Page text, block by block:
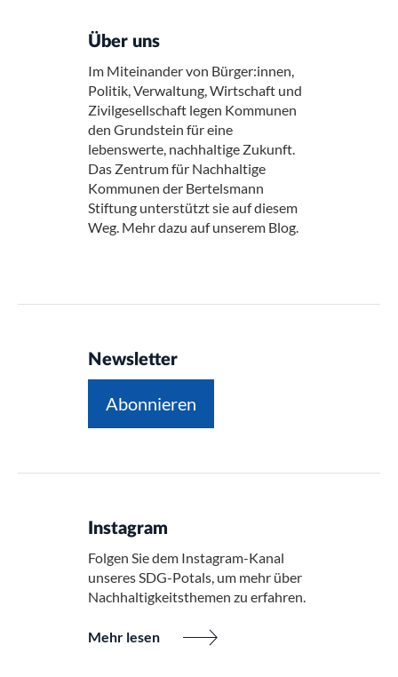
Über uns
Im Miteinander von Bürger:innen,
Politik, Verwaltung, Wirtschaft und
Zivilgesellschaft legen Kommunen
den Grundstein für eine
lebenswerte, nachhaltige Zukunft.
Das Zentrum für Nachhaltige
Kommunen der Bertelsmann
Stiftung unterstützt sie auf diesem
Weg. Mehr dazu auf unserem Blog.
Newsletter
Abonnieren
Instagram
Folgen Sie dem Instagram-Kanal
unseres SDG-Potals, um mehr über
Nachhaltigkeitsthemen zu erfahren.
Mehr lesen